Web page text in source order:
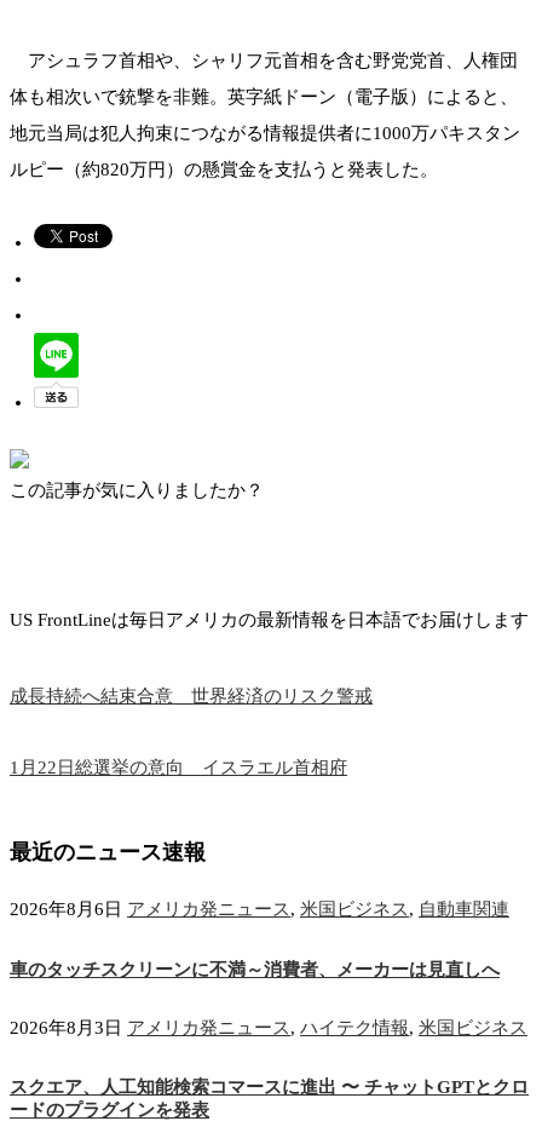
アシュラフ首相や、シャリフ元首相を含む野党党首、人権団
体も相次いで銃撃を非難。英字紙ドーン（電子版）によると、
地元当局は犯人拘束につながる情報提供者に1000万パキスタン
ルピー（約820万円）の懸賞金を支払うと発表した。
この記事が気に入りましたか？
US FrontLineは毎日アメリカの最新情報を日本語でお届けします
成長持続へ結束合意 世界経済のリスク警戒
1月22日総選挙の意向 イスラエル首相府
最近のニュース速報
2026年8月6日 アメリカ発ニュース, 米国ビジネス, 自動車関連
車のタッチスクリーンに不満～消費者、メーカーは見直しへ
2026年8月3日 アメリカ発ニュース, ハイテク情報, 米国ビジネス
スクエア、人工知能検索コマースに進出 〜 チャットGPTとクロ
ードのプラグインを発表